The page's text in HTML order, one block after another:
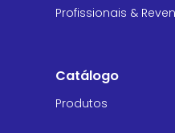
Profissionais &
Catálogo
Produtos